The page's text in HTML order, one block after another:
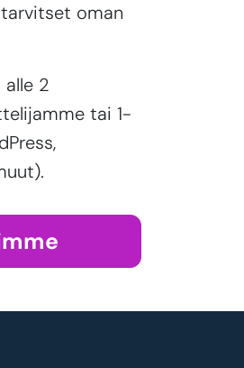
oman
2
tai 1-